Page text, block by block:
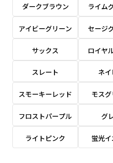
ダークブラウン ライム
アイビーグリーン セージ
サックス ロイヤ
スレート ネ
スモーキーレッド モス
フロストパープル グ
ライトピンク 蛍光
文字だけのぼり［
ご購入時の案内に沿
さい。
文字だけのぼり（要
弊社よりJPG画像をお
返事を頂いたあとに
ロゴ有り名入れ［
ご購入時の案内にそ
イルまたは、文章で
ロゴ有り名入れ（要
円］
弊社よりJPG画像をお
返事を頂いたあとに
コンパ
あまり一般的でないサ
コンビニさんなどで多
になりづらく、狭い範
コンパ
あまり一般的でないサ
コンビニさんなどで多
になりづらく、狭い範
タペストリー
加工
※パイプ紐付き
その他
※備考